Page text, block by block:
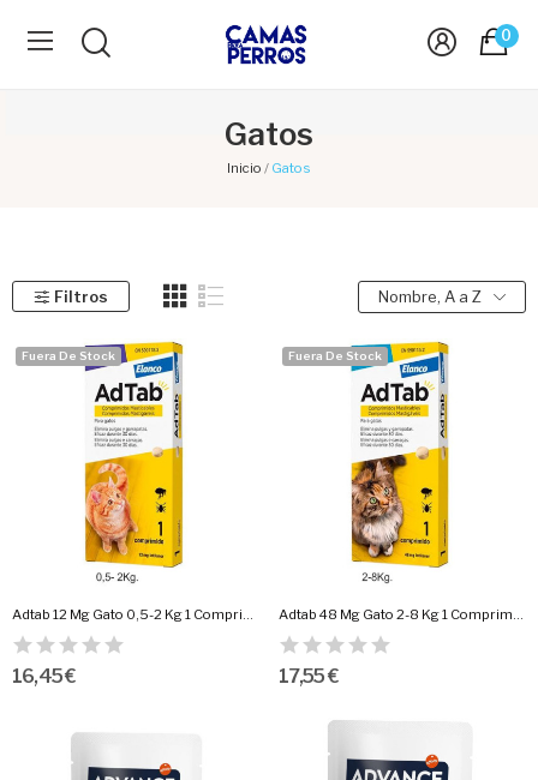
0
Gatos
Inicio Gatos
Filtros Nombre, A a Z
Fuera De Stock
Adtab 12 Mg Gato 0,5-2 Kg 1 Comprimido
16,45 €
Fuera De Stock
Adtab 48 Mg Gato 2-8 Kg 1 Comprimido
17,55 €